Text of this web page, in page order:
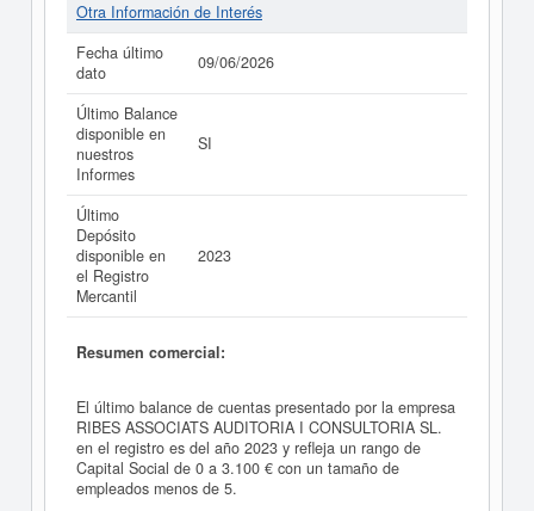
Otra Información de Interés
Fecha último
dato
09/06/2026
Último Balance
disponible en
nuestros
Informes
SI
Último
Depósito
disponible en
el Registro
Mercantil
2023
Resumen comercial:
El último balance de cuentas presentado por la empresa
RIBES ASSOCIATS AUDITORIA I CONSULTORIA SL.
en el registro es del año 2023 y refleja un rango de
Capital Social de 0 a 3.100 € con un tamaño de
empleados menos de 5.